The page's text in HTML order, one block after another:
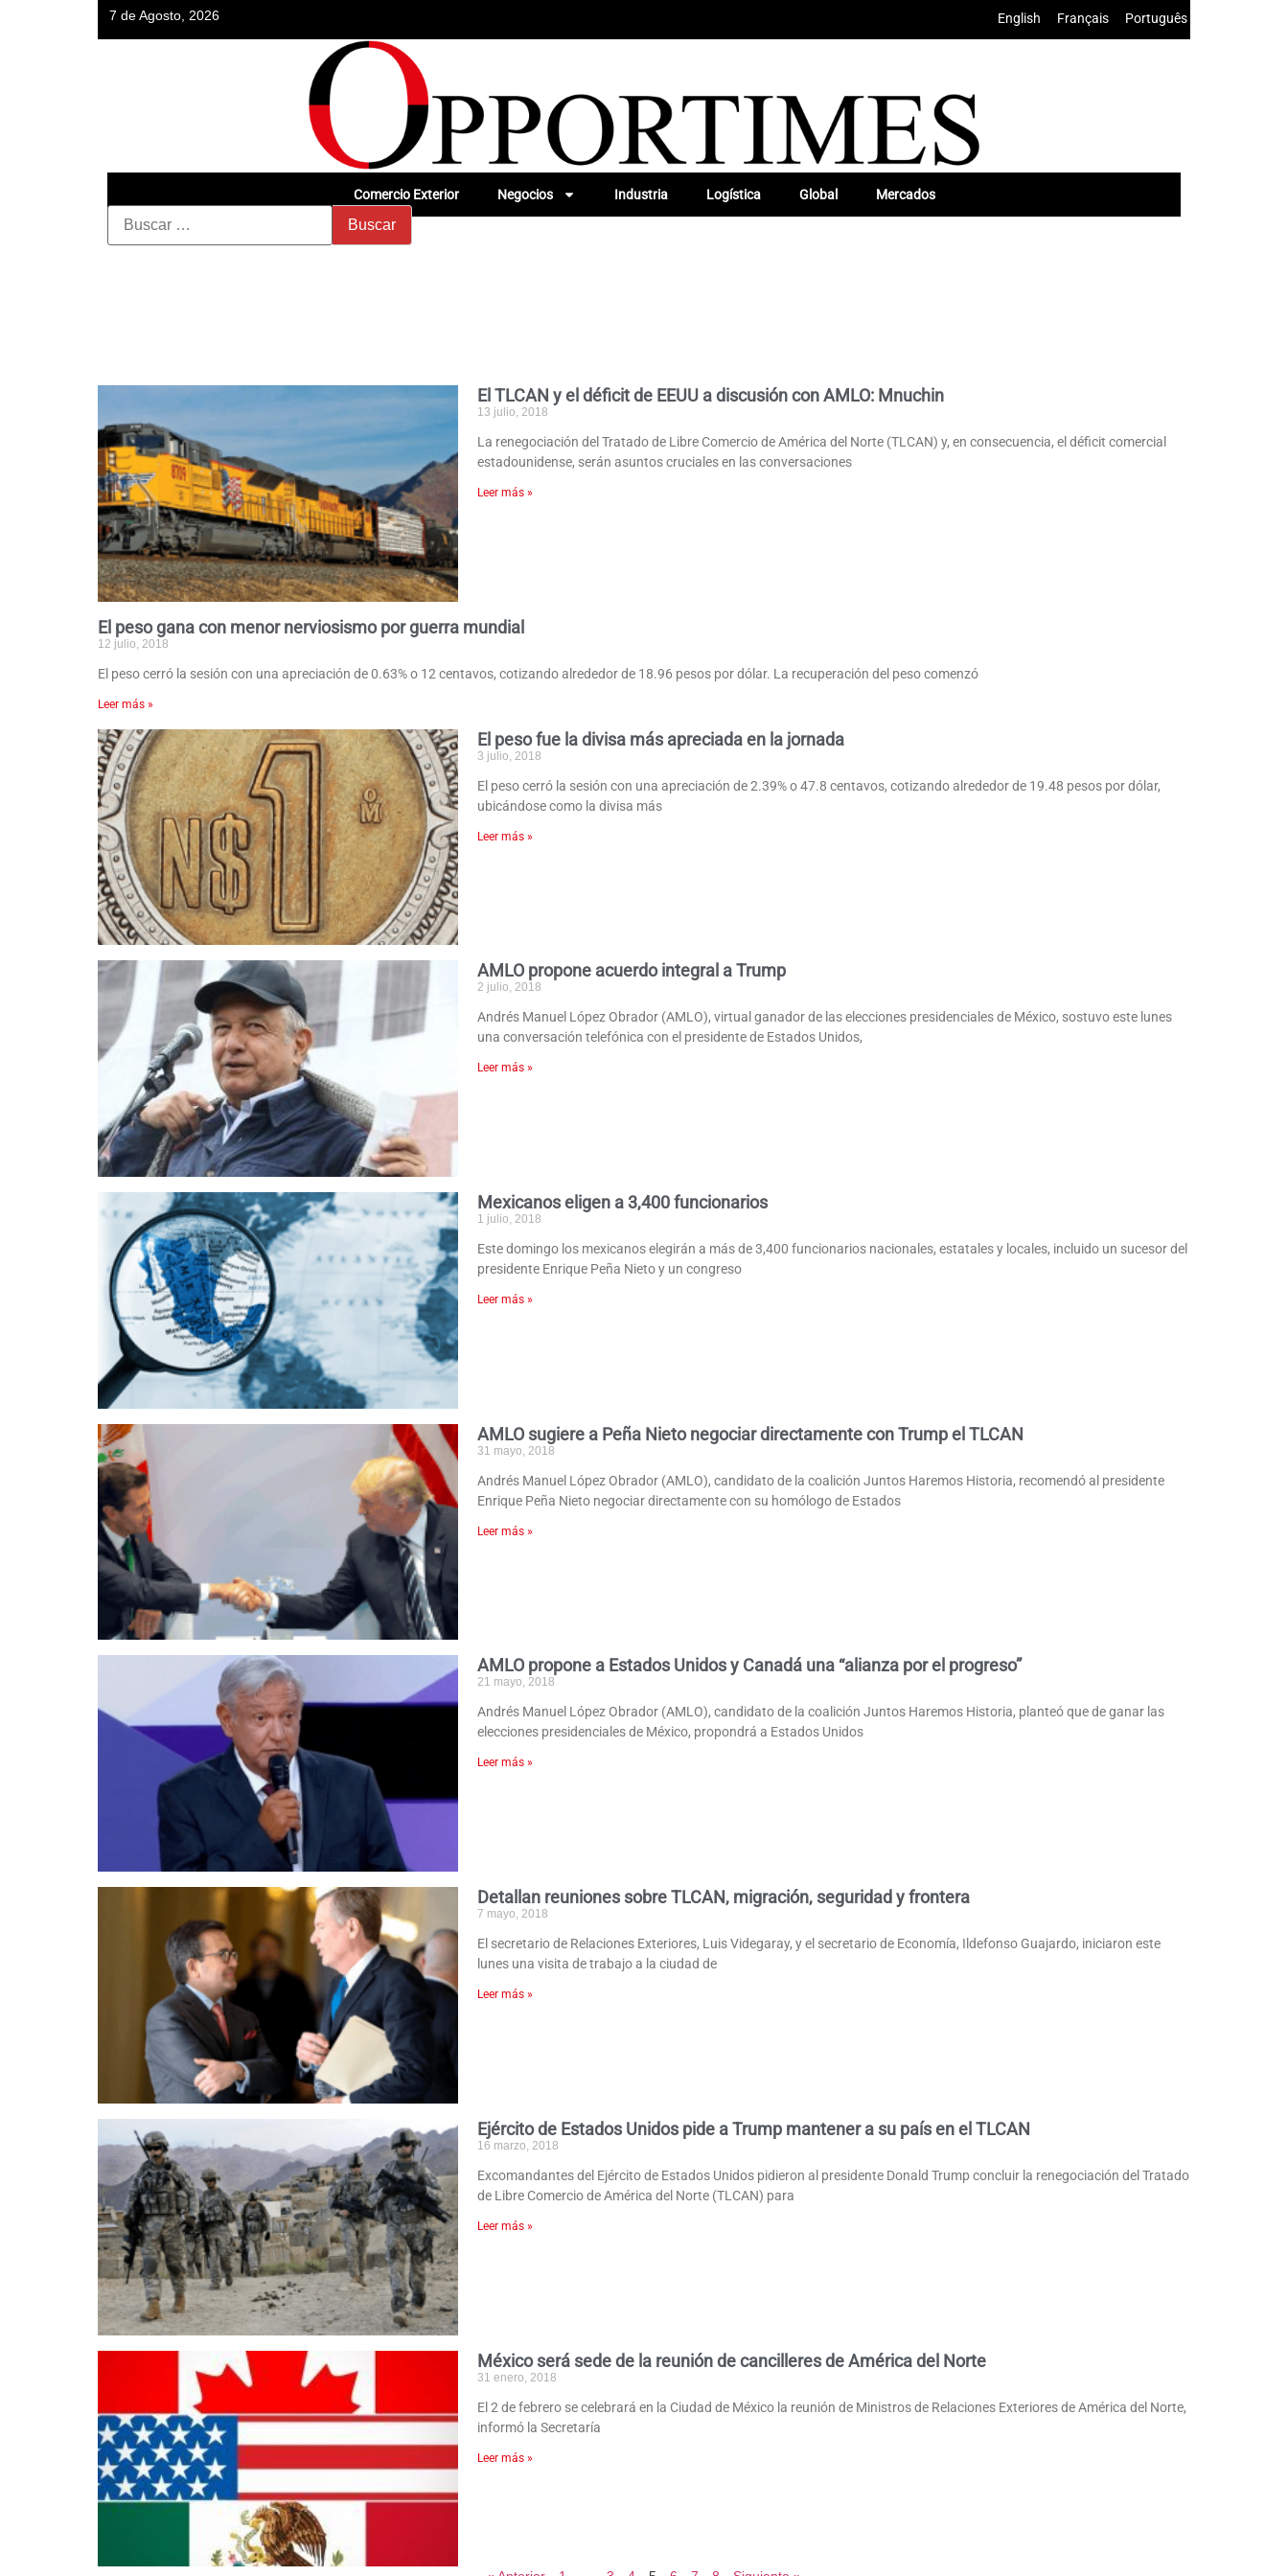
7 de Agosto, 2026 English Français Português
Comercio Exterior Negocios Industria Logística Global Mercados
El TLCAN y el déficit de EEUU a discusión con AMLO: Mnuchin
13 julio, 2018
La renegociación del Tratado de Libre Comercio de América del Norte (TLCAN) y, en consecuencia, el déficit comercial
estadounidense, serán asuntos cruciales en las conversaciones
Leer más »
El peso gana con menor nerviosismo por guerra mundial
12 julio, 2018
El peso cerró la sesión con una apreciación de 0.63% o 12 centavos, cotizando alrededor de 18.96 pesos por dólar. La recuperación del peso comenzó
Leer más »
El peso fue la divisa más apreciada en la jornada
3 julio, 2018
El peso cerró la sesión con una apreciación de 2.39% o 47.8 centavos, cotizando alrededor de 19.48 pesos por dólar,
ubicándose como la divisa más
Leer más »
AMLO propone acuerdo integral a Trump
2 julio, 2018
Andrés Manuel López Obrador (AMLO), virtual ganador de las elecciones presidenciales de México, sostuvo este lunes
una conversación telefónica con el presidente de Estados Unidos,
Leer más »
Mexicanos eligen a 3,400 funcionarios
1 julio, 2018
Este domingo los mexicanos elegirán a más de 3,400 funcionarios nacionales, estatales y locales, incluido un sucesor del
presidente Enrique Peña Nieto y un congreso
Leer más »
AMLO sugiere a Peña Nieto negociar directamente con Trump el TLCAN
31 mayo, 2018
Andrés Manuel López Obrador (AMLO), candidato de la coalición Juntos Haremos Historia, recomendó al presidente
Enrique Peña Nieto negociar directamente con su homólogo de Estados
Leer más »
AMLO propone a Estados Unidos y Canadá una “alianza por el progreso”
21 mayo, 2018
Andrés Manuel López Obrador (AMLO), candidato de la coalición Juntos Haremos Historia, planteó que de ganar las
elecciones presidenciales de México, propondrá a Estados Unidos
Leer más »
Detallan reuniones sobre TLCAN, migración, seguridad y frontera
7 mayo, 2018
El secretario de Relaciones Exteriores, Luis Videgaray, y el secretario de Economía, Ildefonso Guajardo, iniciaron este
lunes una visita de trabajo a la ciudad de
Leer más »
Ejército de Estados Unidos pide a Trump mantener a su país en el TLCAN
16 marzo, 2018
Excomandantes del Ejército de Estados Unidos pidieron al presidente Donald Trump concluir la renegociación del Tratado
de Libre Comercio de América del Norte (TLCAN) para
Leer más »
México será sede de la reunión de cancilleres de América del Norte
31 enero, 2018
El 2 de febrero se celebrará en la Ciudad de México la reunión de Ministros de Relaciones Exteriores de América del Norte,
informó la Secretaría
Leer más »